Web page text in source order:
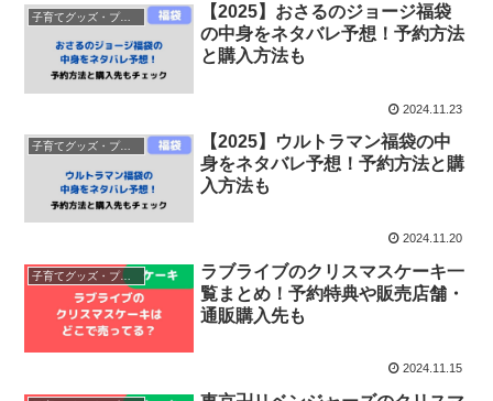
子育てグッズ・プレゼント
【2025】おさるのジョージ福袋
の中身をネタバレ予想！予約方法
と購入方法も
2024.11.23
子育てグッズ・プレゼント
【2025】ウルトラマン福袋の中
身をネタバレ予想！予約方法と購
入方法も
2024.11.20
子育てグッズ・プレゼント
ラブライブのクリスマスケーキ一
覧まとめ！予約特典や販売店舗・
通販購入先も
2024.11.15